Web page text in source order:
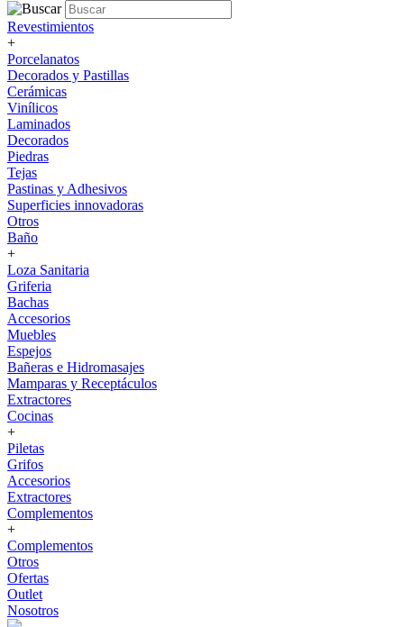
Revestimientos
+
Porcelanatos
Decorados y Pastillas
Cerámicas
Vinílicos
Laminados
Decorados
Piedras
Tejas
Pastinas y Adhesivos
Superficies innovadoras
Otros
Baño
+
Loza Sanitaria
Griferia
Bachas
Accesorios
Muebles
Espejos
Bañeras e Hidromasajes
Mamparas y Receptáculos
Extractores
Cocinas
+
Piletas
Grifos
Accesorios
Extractores
Complementos
+
Complementos
Otros
Ofertas
Outlet
Nosotros